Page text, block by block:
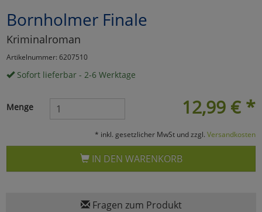
Bornholmer Finale
Kriminalroman
Artikelnummer: 6207510
Sofort lieferbar - 2-6 Werktage
12,99 € *
Menge
* inkl. gesetzlicher MwSt und zzgl. Versandkosten
IN DEN WARENKORB
Fragen zum Produkt
Marketing
Umfragetools
Cookies
Alle Akzeptieren
Cookies
zurückzu Haupptseite